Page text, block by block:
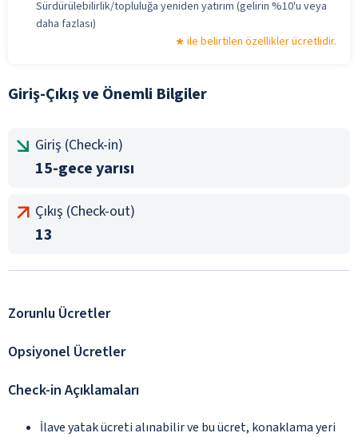
Sürdürülebilirlik/topluluğa yeniden yatırım (gelirin %10'u veya
daha fazlası)
ile belirtilen özellikler ücretlidir.
Giriş-Çıkış ve Önemli Bilgiler
Giriş (Check-in)
15-gece yarısı
Çıkış (Check-out)
13
Zorunlu Ücretler
Opsiyonel Ücretler
Check-in Açıklamaları
İlave yatak ücreti alınabilir ve bu ücret, konaklama yeri